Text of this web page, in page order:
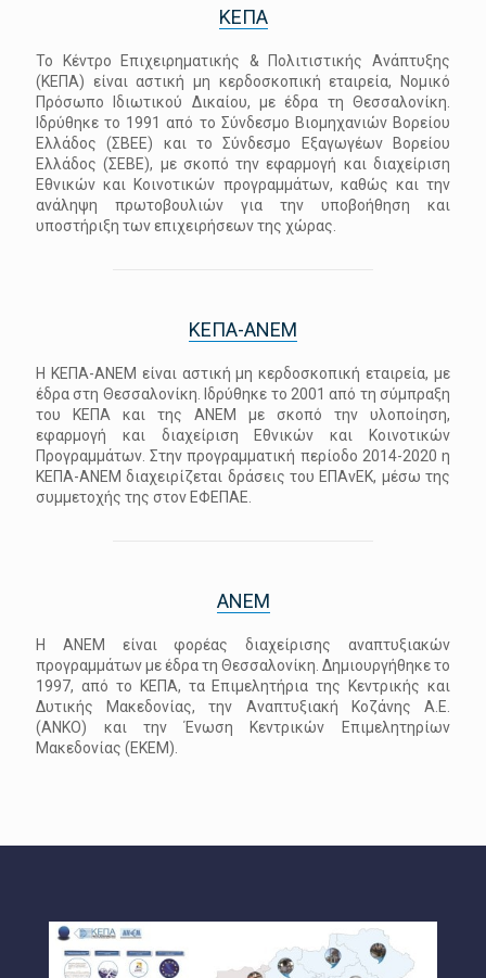
ΚΕΠΑ
Το Κέντρο Επιχειρηματικής & Πολιτιστικής Ανάπτυξης
(ΚΕΠΑ) είναι αστική μη κερδοσκοπική εταιρεία, Νομικό
Πρόσωπο Ιδιωτικού Δικαίου, με έδρα τη Θεσσαλονίκη.
Ιδρύθηκε το 1991 από το Σύνδεσμο Βιομηχανιών Βορείου
Ελλάδος (ΣΒΕΕ) και το Σύνδεσμο Εξαγωγέων Βορείου
Ελλάδος (ΣΕΒΕ), με σκοπό την εφαρμογή και διαχείριση
Εθνικών και Κοινοτικών προγραμμάτων, καθώς και την
ανάληψη πρωτοβουλιών για την υποβοήθηση και
υποστήριξη των επιχειρήσεων της χώρας.
ΚΕΠΑ-ANEM
Η ΚΕΠΑ-ΑΝΕΜ είναι αστική μη κερδοσκοπική εταιρεία, με
έδρα στη Θεσσαλονίκη. Ιδρύθηκε το 2001 από τη σύμπραξη
του ΚΕΠΑ και της ΑΝΕΜ με σκοπό την υλοποίηση,
εφαρμογή και διαχείριση Εθνικών και Κοινοτικών
Προγραμμάτων. Στην προγραμματική περίοδο 2014-2020 η
ΚΕΠΑ-ΑΝΕΜ διαχειρίζεται δράσεις του ΕΠΑνΕΚ, μέσω της
συμμετοχής της στον ΕΦΕΠΑΕ.
ANEM
Η ΑΝΕΜ είναι φορέας διαχείρισης αναπτυξιακών
προγραμμάτων με έδρα τη Θεσσαλονίκη. Δημιουργήθηκε το
1997, από το ΚΕΠΑ, τα Επιμελητήρια της Κεντρικής και
Δυτικής Μακεδονίας, την Αναπτυξιακή Κοζάνης Α.Ε.
(ΑΝΚΟ) και την Ένωση Κεντρικών Επιμελητηρίων
Μακεδονίας (ΕΚΕΜ).